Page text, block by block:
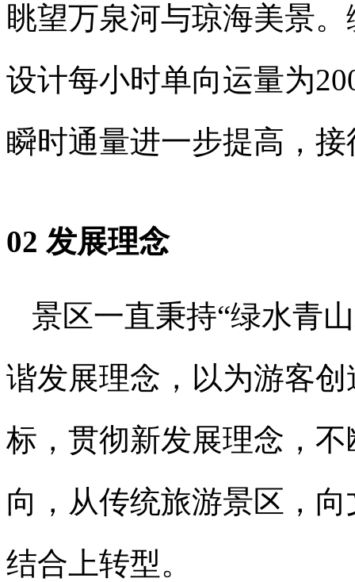
眺望万泉河与琼海美景
设计每小时单向运量为
瞬时通量进一步提高，
02 发展理念
景区一直秉持“绿水青
谐发展理念，以为游客
标，贯彻新发展理念，
向，从传统旅游景区，
结合上转型。